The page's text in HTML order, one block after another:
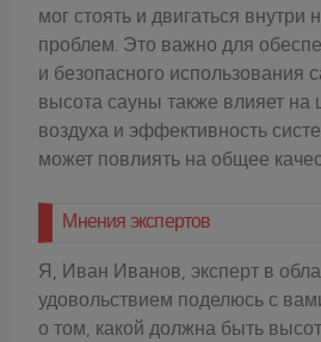
мог стоять и двигаться внутри
проблем. Это важно для
и безопасного использования
высота сауны также влияет на
воздуха и эффективность
может повлиять на общее
Мнения экспертов
Я, Иван Иванов, эксперт в
удовольствием поделюсь с
о том, какой должна быть